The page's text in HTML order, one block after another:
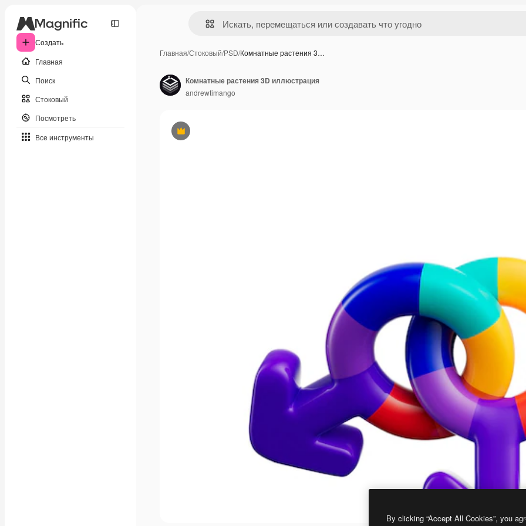
Создать
Главная
Поиск
Стоковый
Посмотреть
Все инструменты
Главная/Стоковый/PSD/Комнатные растения 3…
Премиум
Комнатные растения 3D иллюстрация
andrewtimango
By clicking “Accept All Cookies”, you